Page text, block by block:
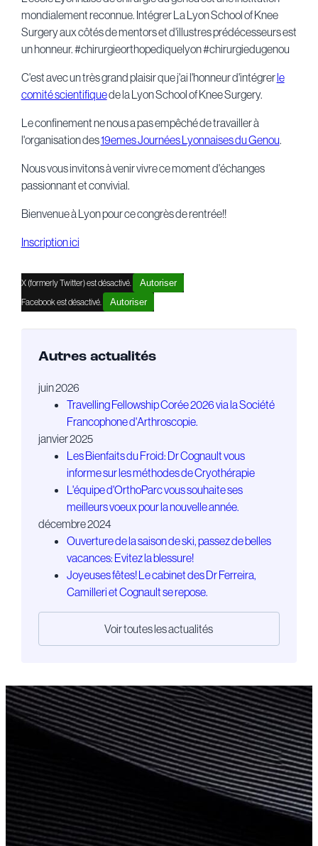
mondialement reconnue. Intégrer La Lyon School of Knee
Surgery aux côtés de mentors et d'illustres prédécesseurs est
un honneur. #chirurgieorthopediquelyon #chirurgiedugenou
C'est avec un très grand plaisir que j'ai l'honneur d'intégrerle
comité scientifiquede la Lyon School of Knee Surgery.
Le confinement ne nous a pas empêché de travailler à
l'organisation des19emes Journées Lyonnaises du Genou.
Nous vous invitons à venir vivre ce moment d'échanges
passionnant et convivial.
Bienvenue à Lyon pour ce congrès de rentrée!!
Inscription ici
X (formerly Twitter) est désactivé.
Autoriser
Facebook est désactivé.
Autoriser
Autres actualités
juin 2026
Travelling Fellowship Corée 2026 via la Société
Francophone d'Arthroscopie.
janvier 2025
Les Bienfaits du Froid: Dr Cognault vous
informe sur les méthodes de Cryothérapie
L'équipe d'OrthoParc vous souhaite ses
meilleurs voeux pour la nouvelle année.
décembre 2024
Ouverture de la saison de ski, passez de belles
vacances: Evitez la blessure!
Joyeuses fêtes! Le cabinet des Dr Ferreira,
Camilleri et Cognault se repose.
Voir toutes les actualités